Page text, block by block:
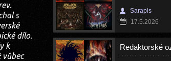
s
dílo.
k
vůbec
Sarapis
17.5.2026